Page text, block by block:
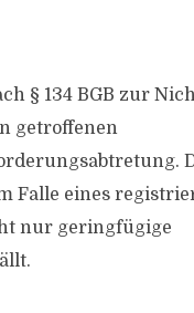
§ 134 BGB zur
getroffenen
Falle eines
nur geringfügige